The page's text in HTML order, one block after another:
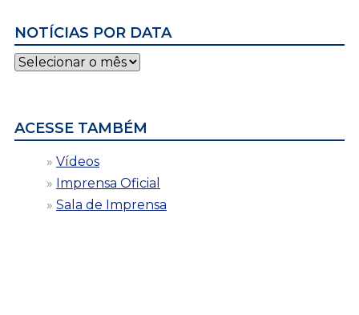
NOTÍCIAS POR DATA
Notícias
por
ACESSE TAMBÉM
Vídeos
Imprensa Oficial
Sala de Imprensa